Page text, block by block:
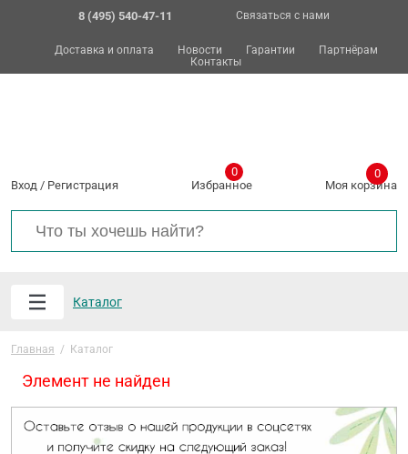
8 (495) 540-47-11 Связаться с нами
Доставка и оплата Новости Гарантии
Партнёрам
Контакты
Вход / Регистрация Избранное
0
Моя корзина
0
Каталог
Главная / Каталог
Элемент не найден